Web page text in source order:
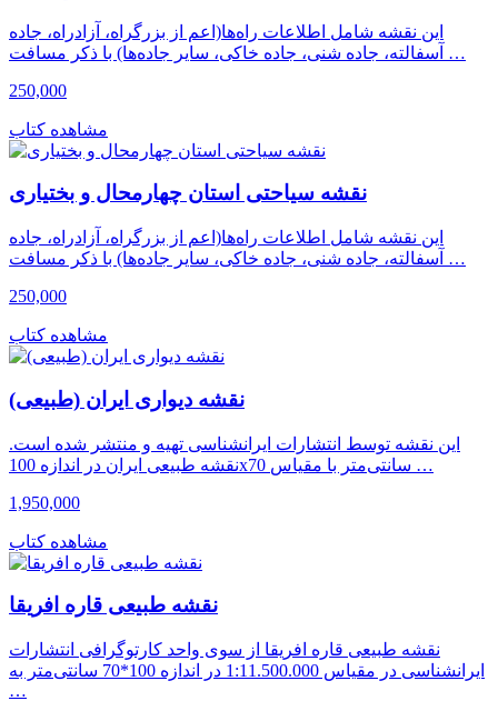
این نقشه شامل اطلاعات راه‌ها(اعم از بزرگراه، آزادراه، جاده
آسفالته، جاده شنی، جاده خاکی، سایر جاده‌ها) با ذکر مسافت …
250,000
مشاهده کتاب
نقشه سیاحتی استان چهارمحال و بختیاری
این نقشه شامل اطلاعات راه‌ها(اعم از بزرگراه، آزادراه، جاده
آسفالته، جاده شنی، جاده خاکی، سایر جاده‌ها) با ذکر مسافت …
250,000
مشاهده کتاب
نقشه دیواری ایران (طبیعی)
این نقشه توسط انتشارات ایرانشناسی تهیه و منتشر شده است.
نقشه طبیعی ایران در اندازه 100x70 سانتی‌متر با مقیاس …
1,950,000
مشاهده کتاب
نقشه طبیعی قاره افریقا
نقشه طبیعی قاره افریقا از سوی واحد کارتوگرافی انتشارات
ایرانشناسی در مقیاس 1:11.500.000 در اندازه 100*70 سانتی‌متر به
…